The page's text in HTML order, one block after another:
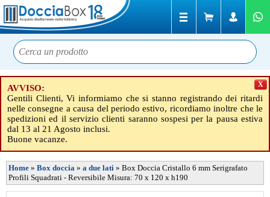
AVVISO:
Gentili Clienti, Vi informiamo che si stanno registrando dei ritardi
nelle consegne a causa del periodo estivo, ricordiamo inoltre che le
spedizioni ed il servizio clienti saranno sospesi per la pausa estiva
dal 13 al 21 Agosto inclusi.
Buone vacanze.
X
Home » Box doccia » a due lati » Box Doccia Cristallo 6 mm Serigrafato
Profili Squadrati - Reversibile Misura: 70 x 120 x h190